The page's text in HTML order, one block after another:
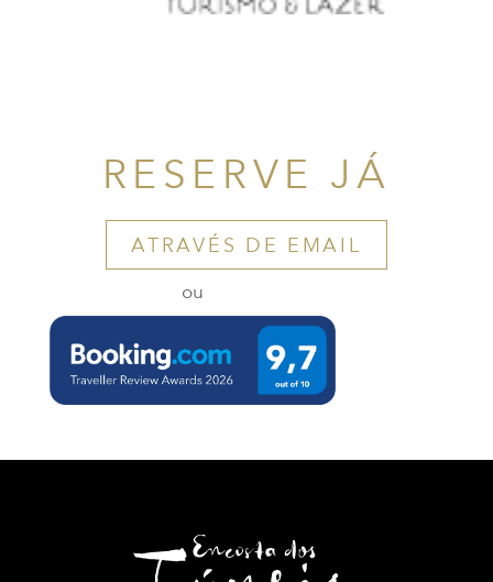
RESERVE JÁ
ATRAVÉS DE EMAIL
ou